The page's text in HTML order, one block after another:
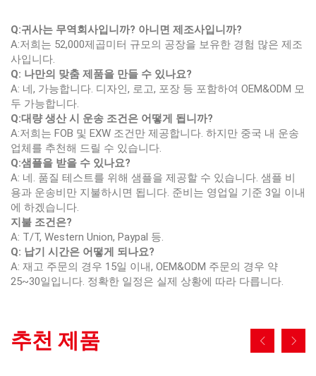
Q:귀사는 무역회사입니까? 아니면 제조사입니까?
A:저희는 52,000제곱미터 규모의 공장을 보유한 경험 많은 제조
사입니다.
Q: 나만의 맞춤 제품을 만들 수 있나요?
A: 네, 가능합니다. 디자인, 로고, 포장 등 포함하여 OEM&ODM 모
두 가능합니다.
Q:대량 생산 시 운송 조건은 어떻게 됩니까?
A:저희는 FOB 및 EXW 조건만 제공합니다. 하지만 중국 내 운송
업체를 추천해 드릴 수 있습니다.
Q:샘플을 받을 수 있나요?
A: 네. 품질 테스트를 위해 샘플을 제공할 수 있습니다. 샘플 비
용과 운송비만 지불하시면 됩니다. 준비는 영업일 기준 3일 이내
에 하겠습니다.
지불 조건은?
A: T/T, Western Union, Paypal 등.
Q: 납기 시간은 어떻게 되나요?
A: 재고 주문의 경우 15일 이내, OEM&ODM 주문의 경우 약
25~30일입니다. 정확한 일정은 실제 상황에 따라 다릅니다.
추천 제품